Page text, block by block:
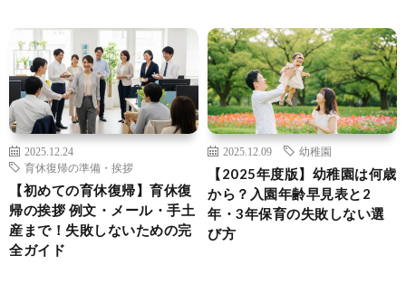
2025.12.24
育休復帰の準備・挨拶
【初めての育休復帰】育休復
帰の挨拶 例文・メール・手土
産まで！失敗しないための完
全ガイド
2025.12.09 幼稚園
【2025年度版】幼稚園は何歳
から？入園年齢早見表と2
年・3年保育の失敗しない選
び方